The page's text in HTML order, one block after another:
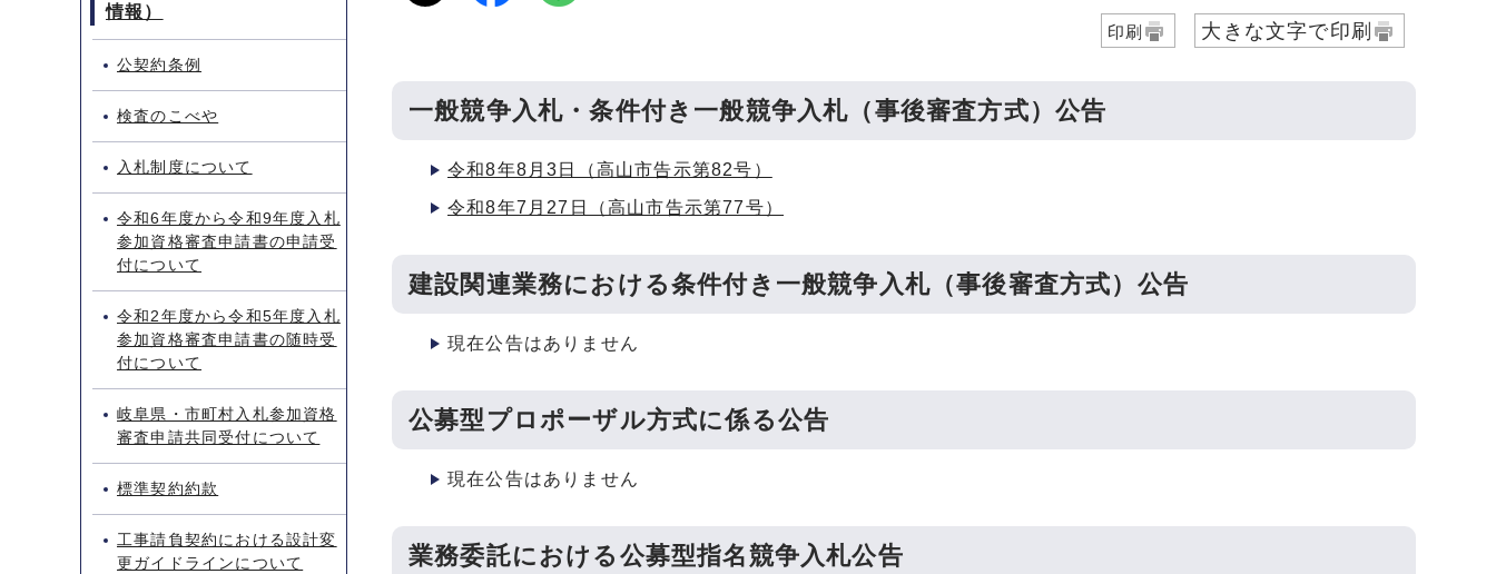
印刷 大きな文字で印刷
一般競争入札・条件付き一般競争入札（事後審査方式）公告
令和8年8月3日（高山市告示第82号）
令和8年7月27日（高山市告示第77号）
建設関連業務における条件付き一般競争入札（事後審査方式）公告
現在公告はありません
公募型プロポーザル方式に係る公告
現在公告はありません
業務委託における公募型指名競争入札公告
情報）
公契約条例
検査のこべや
入札制度について
令和6年度から令和9年度入札
参加資格審査申請書の申請受
付について
令和2年度から令和5年度入札
参加資格審査申請書の随時受
付について
岐阜県・市町村入札参加資格
審査申請共同受付について
標準契約約款
工事請負契約における設計変
更ガイドラインについて